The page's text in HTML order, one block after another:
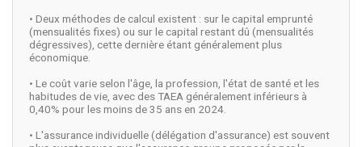
• Deux méthodes de calcul existent : sur le capital emprunté
(mensualités fixes) ou sur le capital restant dû (mensualités
dégressives), cette dernière étant généralement plus
économique.
• Le coût varie selon l'âge, la profession, l'état de santé et les
habitudes de vie, avec des TAEA généralement inférieurs à
0,40% pour les moins de 35 ans en 2024.
• L'assurance individuelle (délégation d'assurance) est souvent